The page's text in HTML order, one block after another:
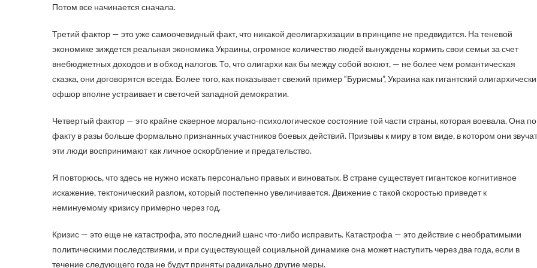
Потом все начинается сначала.
Третий фактор — это уже самоочевидный факт, что никакой деолигархизации в принципе не предвидится. На теневой
экономике зиждется реальная экономика Украины, огромное количество людей вынуждены кормить свои семьи за счет
внебюджетных доходов и в обход налогов. То, что олигархи как бы между собой воюют, — не более чем романтическая
сказка, они договорятся всегда. Более того, как показывает свежий пример “Бурисмы”, Украина как гигантский
офшор вполне устраивает и светочей западной демократии.
Четвертый фактор — это крайне скверное морально-психологическое состояние той части страны, которая воевала. Она по
факту в разы больше формально признанных участников боевых действий. Призывы к миру в том виде, в котором они
эти люди воспринимают как личное оскорбление и предательство.
Я повторюсь, что здесь не нужно искать персонально правых и виноватых. В стране существует гигантское когнитивное
искажение, тектонический разлом, который постепенно увеличивается. Движение с такой скоростью приведет к
неминуемому кризису примерно через год.
Кризис — это еще не катастрофа, это последний шанс что-либо исправить. Катастрофа — это действие с необратимыми
политическими последствиями, и при существующей социальной динамике она может наступить через два года, если в
течение следующего года не будут приняты радикально другие меры.